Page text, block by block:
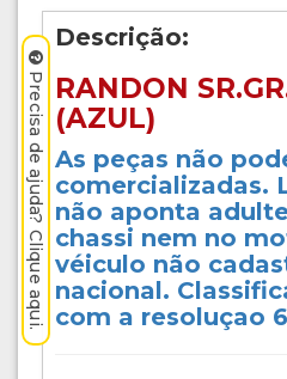
Descrição:
RANDON
(AZUL)
As peças não
comercializadas.
não aponta
chassi nem no
véiculo não
nacional.
com a resoluçao
Precisa de ajuda? Clique aqui.